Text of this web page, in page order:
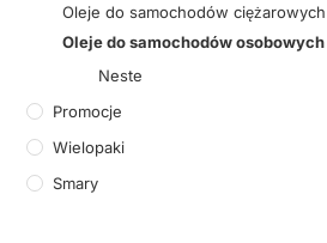
Oleje do samochodów
Oleje do samochodów osobowych
Neste
Promocje
Wielopaki
Smary